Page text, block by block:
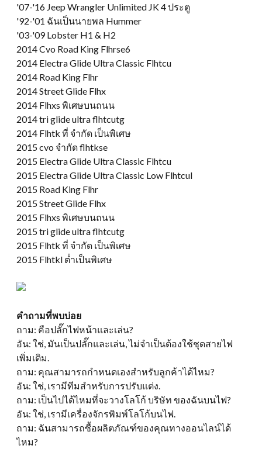
'07-'16 Jeep Wrangler Unlimited JK4 ประตู
'92-'01 ฉันเป็นนายพล Hummer
'03-'09 Lobster H1 & H2
2014 Cvo Road King Flhrse6
2014 Electra Glide Ultra Classic Flhtcu
2014 Road King Flhr
2014 Street Glide Flhx
2014 Flhxs พิเศษบนถนน
2014 tri glide ultra flhtcutg
2014 Flhtk ที่ จำกัด เป็นพิเศษ
2015 cvo จำกัด flhtkse
2015 Electra Glide Ultra Classic Flhtcu
2015 Electra Glide Ultra Classic Low Flhtcul
2015 Road King Flhr
2015 Street Glide Flhx
2015 Flhxs พิเศษบนถนน
2015 tri glide ultra flhtcutg
2015 Flhtk ที่ จำกัด เป็นพิเศษ
2015 Flhtkl ต่ำเป็นพิเศษ
คำถามที่พบบ่อย
ถาม: คือปลั๊กไฟหน้าและเล่น?
อัน: ใช่, มันเป็นปลั๊กและเล่น, ไม่จำเป็นต้องใช้ชุดสายไฟ
เพิ่มเติม.
ถาม: คุณสามารถกำหนดเองสำหรับลูกค้าได้ไหม?
อัน: ใช่, เรามีทีมสำหรับการปรับแต่ง.
ถาม: เป็นไปได้ไหมที่จะวางโลโก้ บริษัท ของฉันบนไฟ?
อัน: ใช่, เรามีเครื่องจักรพิมพ์โลโก้บนไฟ.
ถาม: ฉันสามารถซื้อผลิตภัณฑ์ของคุณทางออนไลน์ได้
ไหม?